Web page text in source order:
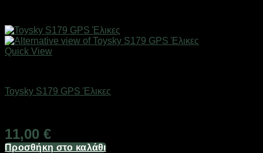
Quick View
Toysky S179 GPS Έλικες
11,00 €
Προσθήκη στο καλάθι